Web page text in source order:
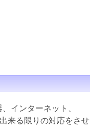
インターネット、
来る限りの対応をさせ